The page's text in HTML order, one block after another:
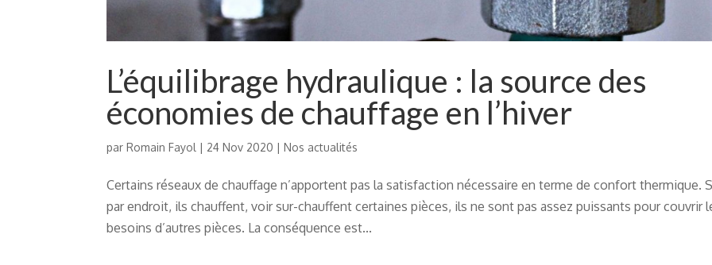
L’équilibrage hydraulique : la source des
économies de chauffage en l’hiver
parRomain Fayol | 24 Nov 2020 |Nos actualités
Certains réseaux de chauffage n’apportent pas la satisfaction nécessaire en terme de confort thermique.
par endroit, ils chauffent, voir sur-chauffent certaines pièces, ils ne sont pas assez puissants pour couvrir
besoins d’autres pièces. La conséquence est...